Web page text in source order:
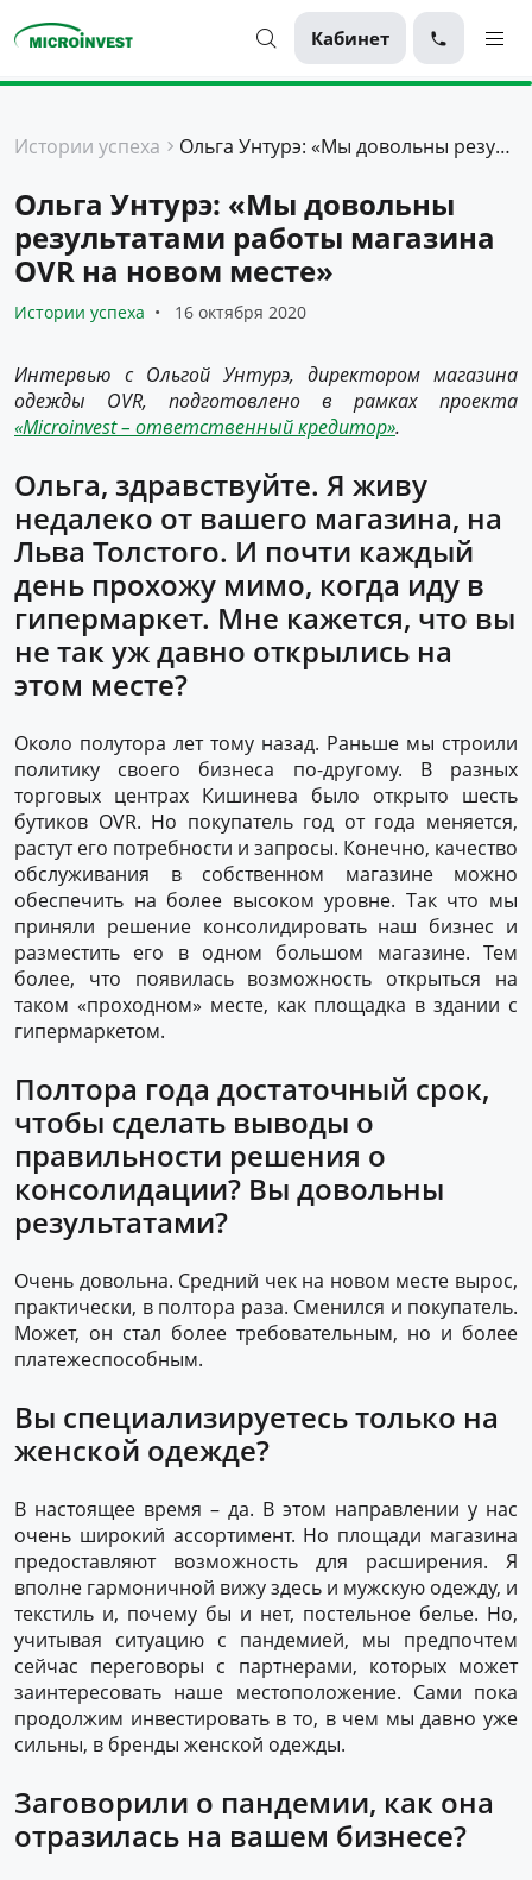
Кабинет
О компании
Для клиентов
Истории успеха Ольга Унтурэ: «Мы довольны результатами работы магазина OVR на новом месте»
Ольга Унтурэ: «Мы довольны
результатами работы магазина
OVR на новом месте»
Истории успеха 16 октября 2020
Интервью с Ольгой Унтурэ, директором магазина
одежды OVR,
подготовлено в рамках проекта
«Microinvest – ответственный кредитор».
Ольга, здравствуйте. Я живу
недалеко от вашего магазина, на
Льва Толстого. И почти каждый
день прохожу мимо, когда иду в
гипермаркет. Мне кажется, что вы
не так уж давно открылись на
этом месте?
Около полутора лет тому назад. Раньше мы строили
политику своего бизнеса по-другому. В разных
торговых центрах Кишинева было открыто шесть
бутиков OVR. Но покупатель год от года меняется,
растут его потребности и запросы. Конечно, качество
обслуживания в собственном магазине можно
обеспечить на более высоком уровне. Так что мы
приняли решение консолидировать наш бизнес и
разместить его в одном большом магазине. Тем
более, что появилась возможность открыться на
таком «проходном» месте, как площадка в здании с
гипермаркетом.
Полтора года достаточный срок,
чтобы сделать выводы о
правильности решения о
консолидации? Вы довольны
результатами?
Очень довольна. Средний чек на новом месте вырос,
практически, в полтора раза. Сменился и покупатель.
Может, он стал более требовательным, но и более
платежеспособным.
Вы специализируетесь только на
женской одежде?
В настоящее время – да. В этом направлении у нас
очень широкий ассортимент. Но площади магазина
предоставляют возможность для расширения. Я
вполне гармоничной вижу здесь и мужскую одежду, и
текстиль и, почему бы и нет, постельное белье. Но,
учитывая ситуацию с пандемией, мы предпочтем
сейчас переговоры с партнерами, которых может
заинтересовать наше местоположение. Сами пока
продолжим инвестировать в то, в чем мы давно уже
сильны, в бренды женской одежды.
Заговорили о пандемии, как она
отразилась на вашем бизнесе?